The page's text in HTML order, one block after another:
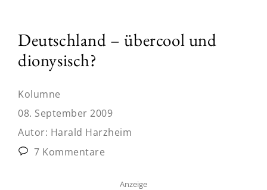
Deutschland – übercool und
dionysisch?
Kolumne
08. September 2009
Autor: Harald Harzheim
7 Kommentare
Anzeige